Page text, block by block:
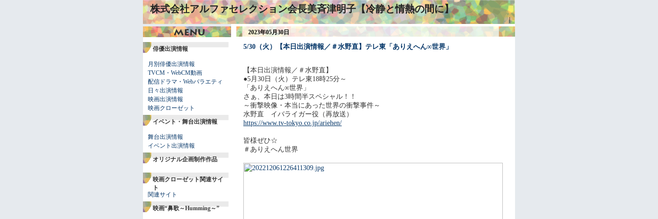
株式会社アルファセレクション会長美斉津明子【冷静と情熱の間に】
｜
俳優出演情報
月別俳優出演情報
TVCM・WebCM動画
配信ドラマ・Webバラエティ
日々出演情報
映画出演情報
映画クローゼット
イベント・舞台出演情報
舞台出演情報
イベント出演情報
オリジナル企画制作作品
映画クローゼット関連サイ
ト
関連サイト
映画“鼻歌～Humming～”
2023年05月30日
5/30（火）【本日出演情報／＃水野直】テレ東「ありえへん∞世界」
【本日出演情報／＃水野直】
●5月30日（火）テレ東18時25分～
「ありえへん∞世界」
さぁ、本日は3時間半スペシャル！！
～衝撃映像・本当にあった世界の衝撃事件～
水野直 イバライガー役（再放送）
https://www.tv-tokyo.co.jp/ariehen/
皆様ぜひ☆
＃ありえへん世界